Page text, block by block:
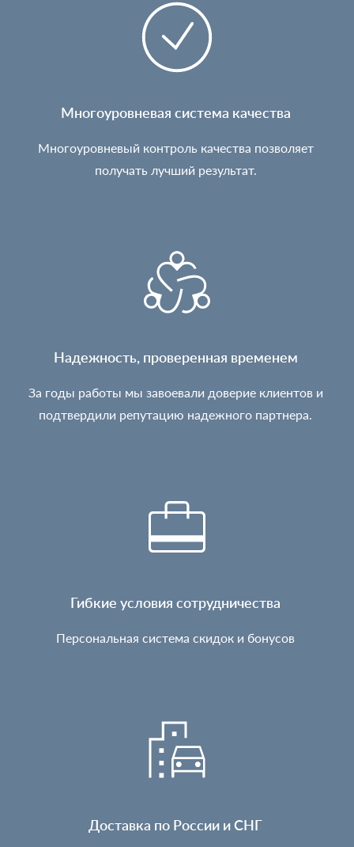
Многоуровневая система качества
Многоуровневый контроль качества позволяет
получать лучший результат.
Надежность, проверенная временем
За годы работы мы завоевали доверие клиентов и
подтвердили репутацию надежного партнера.
Гибкие условия сотрудничества
Персональная система скидок и бонусов
Доставка по России и СНГ